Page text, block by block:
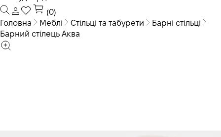
(0)
Головна
Меблі Стільці та табурети
Барні стільці
Барний стілець Аква